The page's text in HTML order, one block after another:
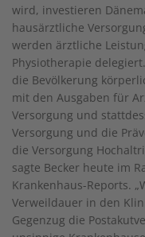
wird, investieren
hausärztliche
werden ärztliche
Physiotherapie
die Bevölkerung
mit den Ausgaben für
Versorgung und
Versorgung und die
die Versorgung
sagte Becker heute im
Krankenhaus-Reports.
Verweildauer in den
Gegenzug die